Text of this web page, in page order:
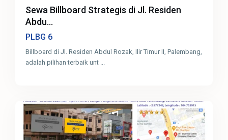
Sewa Billboard Strategis di Jl. Residen
Abdu...
PLBG 6
Billboard di Jl. Residen Abdul Rozak, Ilir Timur II, Palembang,
adalah pilihan terbaik unt